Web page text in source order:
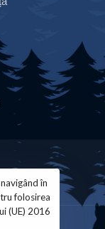
în
folosirea
(UE) 2016